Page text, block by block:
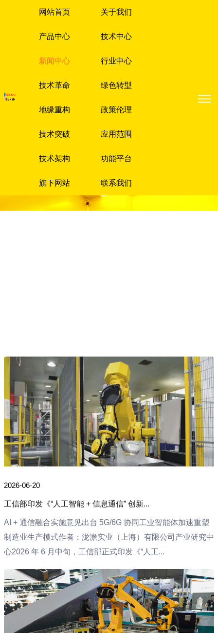
网站首页 关于我们
产品中心 技术中心
新闻中心 行业中心
技术革命 绿色转型
地缘重构 政策伦理
技术突破 应用范围
技术架构 功能平台
旗下网站 联系我们
2026-06-20
工信部印发《“人工智能 + 信息通信” 创新...
AI + 通信融合实施意见出台 5G/6G 协同工业智能体加速重塑
制造业生产模式作者：泷澹实业（上海）有限公司产业研究中
心2026 年 6 月中旬，工信部正式印发《“人工...